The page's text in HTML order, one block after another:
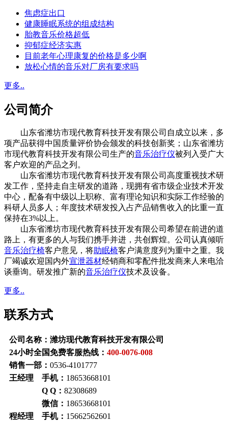
焦虑症出口
健康睡眠系统的组成结构
胎教音乐价格超低
抑郁症经济实惠
目前老年心理康复的价格是多少啊
放松心情的音乐对厂房有要求吗
更多..
公司简介
山东省潍坊市现代教育科技开发有限公司自成立以来，多
项产品获得中国质量评价协会颁发的科技创新奖；山东省潍坊
市现代教育科技开发有限公司生产的音乐治疗仪被列入受广大
客户欢迎的产品之列。
山东省潍坊市现代教育科技开发有限公司高度重视技术研
发工作，坚持走自主研发的道路，现拥有省市级企业技术开发
中心，配备有中级以上职称、富有理论知识和实际工作经验的
科研人员多人；年度技术研发投入占产品销售收入的比重一直
保持在3%以上。
山东省潍坊市现代教育科技开发有限公司希望在前进的道
路上，有更多的人与我们携手并进，共创辉煌。公司认真倾听
音乐治疗椅客户意见，将助眠椅客户满意度列为重中之重。我
厂竭诚欢迎国内外宣泄器材经销商和零配件批发商来人来电洽
谈垂询。研发推广新的音乐治疗仪技术及设备。
更多..
联系方式
公司名称：潍坊现代教育科技开发有限公司
24小时全国免费客服热线： 400-0076-008
销售一部： 0536-4101777
王经理 手机： 18653668101
Q Q： 82308689
微信： 18653668101
程经理 手机： 15662562601